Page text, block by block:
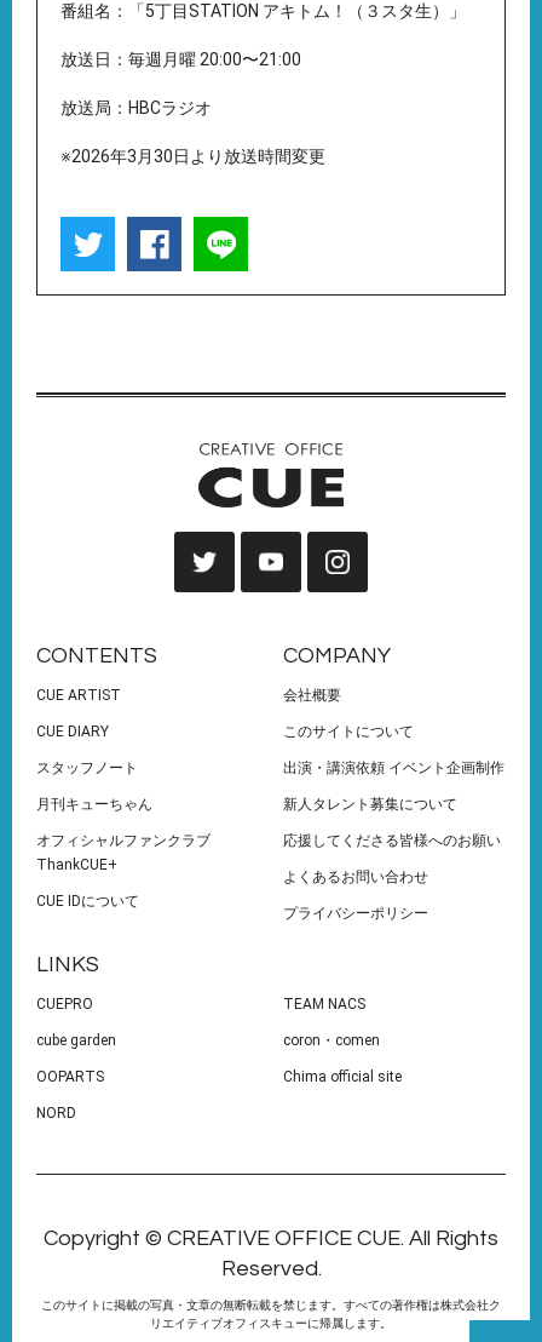
番組名：「5丁目STATION アキトム！（３スタ生）」
放送日：毎週月曜 20:00〜21:00
放送局：HBCラジオ
※2026年3月30日より放送時間変更
CONTENTS
CUE ARTIST
CUE DIARY
スタッフノート
月刊キューちゃん
オフィシャルファンクラブ
ThankCUE+
CUE IDについて
COMPANY
会社概要
このサイトについて
出演・講演依頼 イベント企画制作
新人タレント募集について
応援してくださる皆様へのお願い
よくあるお問い合わせ
プライバシーポリシー
LINKS
CUEPRO TEAM NACS
cube garden coron・comen
OOPARTS Chima official site
NORD
Copyright © CREATIVE OFFICE CUE. All Rights
Reserved.
このサイトに掲載の写真・文章の無断転載を禁じます。すべての著作権は株式会社ク
リエイティブオフィスキューに帰属します。